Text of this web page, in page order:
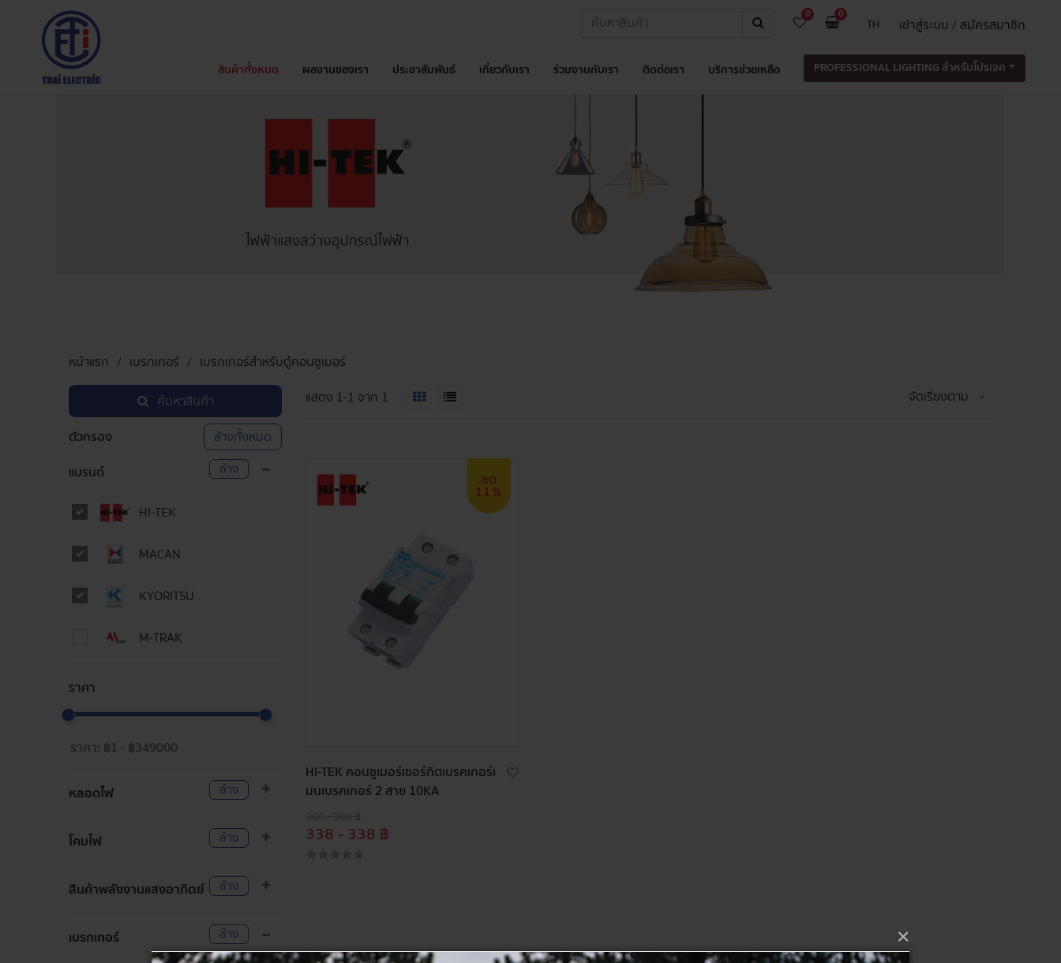
×
0 0
TH เข้าสู่ระบบ / สมัครสมาชิก
สินค้าทั้งหมด ผลงานของเรา ประชาสัมพันธ์ เกี่ยวกับเรา ร่วมงานกับเรา ติดต่อเรา บริการช่วยเหลือ PROFESSIONAL LIGHTING สำหรับโปรเจค
หน้าแรก เบรกเกอร์
เบรกเกอร์สำหรับตู้คอนซูเมอร์
ค้นหาสินค้า
ตัวกรอง
ล้างทั้งหมด
แบรนด์
ล้าง
HI-TEK
MACAN
KYORITSU
M-TRAK
ราคา
หลอดไฟ ล้าง
โคมไฟ ล้าง
สินค้าพลังงานแสงอาทิตย์ ล้าง
เบรกเกอร์ ล้าง
แสดง 1-1จาก 1 จัดเรียงตาม
ลด
11%
HI-TEK คอนซูเมอร์เซอร์กิตเบรคเกอร์เ
มนเบรคเกอร์ 2 สาย 10KA
338 - 338 ฿